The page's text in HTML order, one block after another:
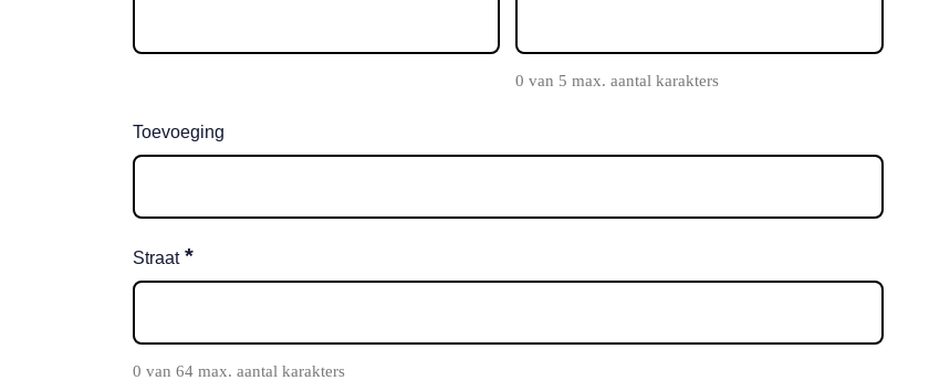
0 van 5 max. aantal karakters
Toevoeging
Straat *
0 van 64 max. aantal karakters